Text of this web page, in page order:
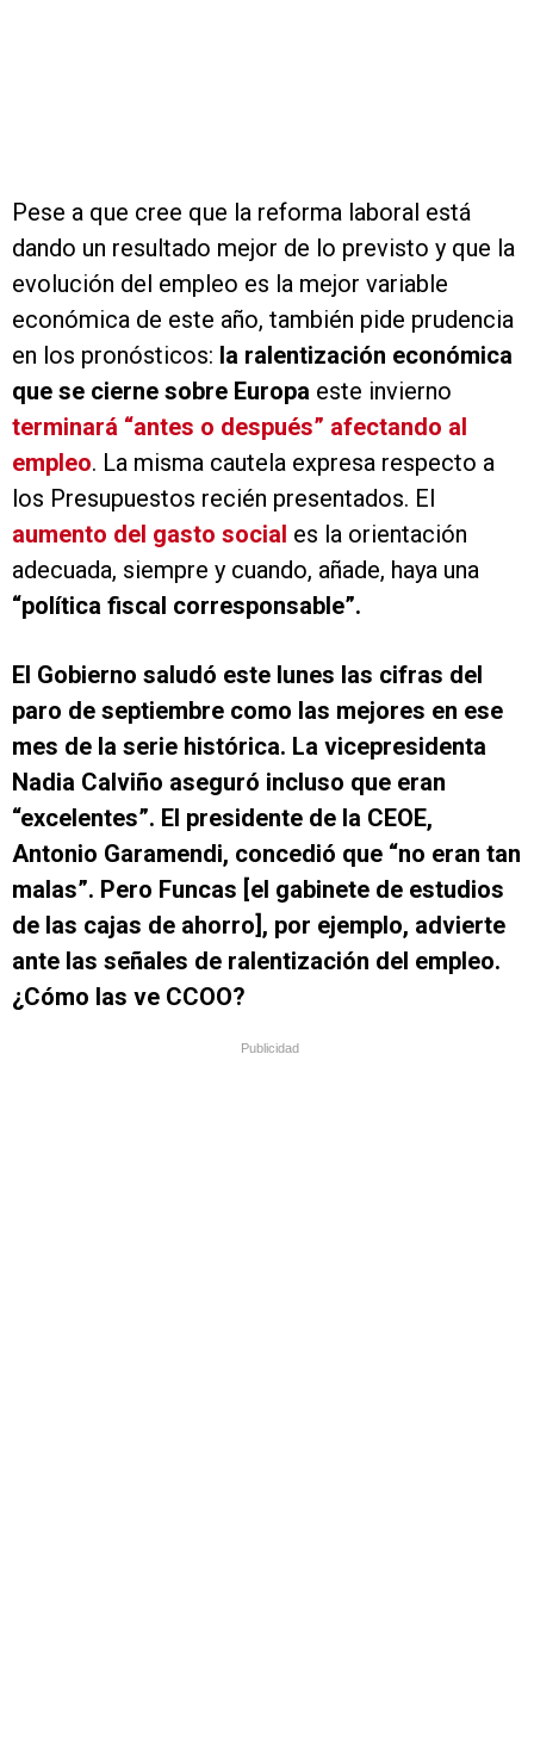
Pese a que cree que la reforma laboral está
dando un resultado mejor de lo previsto y que la
evolución del empleo es la mejor variable
económica de este año, también pide prudencia
en los pronósticos: la ralentización económica
que se cierne sobre Europa este invierno
terminará “antes o después” afectando al
empleo. La misma cautela expresa respecto a
los Presupuestos recién presentados. El
aumento del gasto social es la orientación
adecuada, siempre y cuando, añade, haya una
“política fiscal corresponsable”.
El Gobierno saludó este lunes las cifras del
paro de septiembre como las mejores en ese
mes de la serie histórica. La vicepresidenta
Nadia Calviño aseguró incluso que eran
“excelentes”. El presidente de la CEOE,
Antonio Garamendi, concedió que “no eran tan
malas”. Pero Funcas [el gabinete de estudios
de las cajas de ahorro], por ejemplo, advierte
ante las señales de ralentización del empleo.
¿Cómo las ve CCOO?
Publicidad